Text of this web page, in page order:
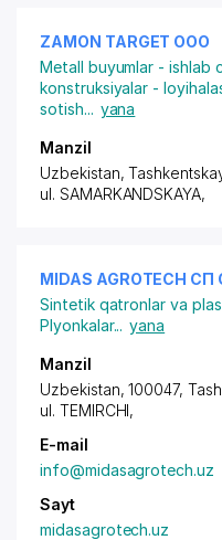
ZAMON TARGET ООО
Metall buyumlar - ishlab
konstruksiyalar -
sotish... yana
Manzil
Uzbekistan,
ul. SAMARKANDSKAYA,
MIDAS AGROTECH
Sintetik qatronlar va
Plyonkalar... yana
Manzil
Uzbekistan, 100047,
ul. TEMIRCHI,
E-mail
info@midasagrotech.uz
Sayt
midasagrotech.uz